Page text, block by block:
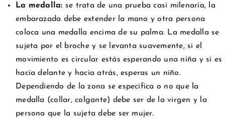
La medalla: se trata de una prueba casi milenaria, la
embarazada debe extender la mano y otra persona
coloca una medalla encima de su palma. La medalla se
sujeta por el broche y se levanta suavemente, si el
movimiento es circular estás esperando una niña y si es
hacia delante y hacia atrás, esperas un niño.
Dependiendo de la zona se especifica o no que la
medalla (collar, colgante) debe ser de la virgen y la
persona que la sujeta debe ser mujer.